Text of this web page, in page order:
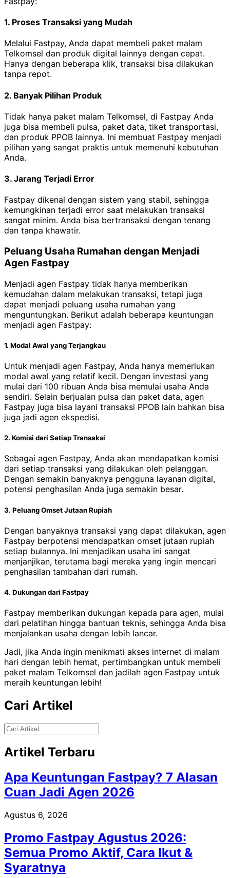
1. Proses Transaksi yang Mudah
Melalui Fastpay, Anda dapat membeli paket malam
Telkomsel dan produk digital lainnya dengan cepat.
Hanya dengan beberapa klik, transaksi bisa dilakukan
tanpa repot.
2. Banyak Pilihan Produk
Tidak hanya paket malam Telkomsel, di Fastpay Anda
juga bisa membeli pulsa, paket data, tiket transportasi,
dan produk PPOB lainnya. Ini membuat Fastpay menjadi
pilihan yang sangat praktis untuk memenuhi kebutuhan
Anda.
3. Jarang Terjadi Error
Fastpay dikenal dengan sistem yang stabil, sehingga
kemungkinan terjadi error saat melakukan transaksi
sangat minim. Anda bisa bertransaksi dengan tenang
dan tanpa khawatir.
Peluang Usaha Rumahan dengan Menjadi
Agen Fastpay
Menjadi agen Fastpay tidak hanya memberikan
kemudahan dalam melakukan transaksi, tetapi juga
dapat menjadi peluang usaha rumahan yang
menguntungkan. Berikut adalah beberapa keuntungan
menjadi agen Fastpay:
1. Modal Awal yang Terjangkau
Untuk menjadi agen Fastpay, Anda hanya memerlukan
modal awal yang relatif kecil. Dengan investasi yang
mulai dari 100 ribuan Anda bisa memulai usaha Anda
sendiri. Selain berjualan pulsa dan paket data, agen
Fastpay juga bisa layani transaksi PPOB lain bahkan bisa
juga jadi agen ekspedisi.
2. Komisi dari Setiap Transaksi
Sebagai agen Fastpay, Anda akan mendapatkan komisi
dari setiap transaksi yang dilakukan oleh pelanggan.
Dengan semakin banyaknya pengguna layanan digital,
potensi penghasilan Anda juga semakin besar.
3. Peluang Omset Jutaan Rupiah
Dengan banyaknya transaksi yang dapat dilakukan, agen
Fastpay berpotensi mendapatkan omset jutaan rupiah
setiap bulannya. Ini menjadikan usaha ini sangat
menjanjikan, terutama bagi mereka yang ingin mencari
penghasilan tambahan dari rumah.
4. Dukungan dari Fastpay
Fastpay memberikan dukungan kepada para agen, mulai
dari pelatihan hingga bantuan teknis, sehingga Anda bisa
menjalankan usaha dengan lebih lancar.
Jadi, jika Anda ingin menikmati akses internet di malam
hari dengan lebih hemat, pertimbangkan untuk membeli
paket malam Telkomsel dan jadilah agen Fastpay untuk
meraih keuntungan lebih!
Cari Artikel
Artikel Terbaru
Apa Keuntungan Fastpay? 7 Alasan
Cuan Jadi Agen 2026
Agustus 6, 2026
Promo Fastpay Agustus 2026:
Semua Promo Aktif, Cara Ikut &
Syaratnya